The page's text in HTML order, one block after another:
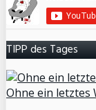
TIPP des Tages
Ohne ein letztes